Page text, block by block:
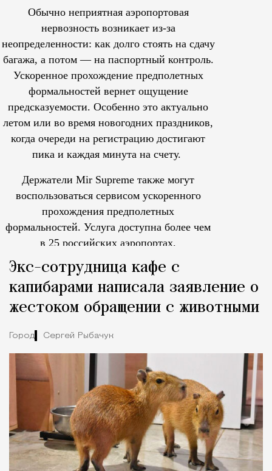
Обычно неприятная аэропортовая
нервозность возникает из-за
неопределенности: как долго стоять на сдачу
багажа, а потом — на паспортный контроль.
Ускоренное прохождение предполетных
формальностей вернет ощущение
предсказуемости. Особенно это актуально
летом или во время новогодних праздников,
когда очереди на регистрацию достигают
пика и каждая минута на счету.
Держатели Mir Supreme также могут
воспользоваться сервисом ускоренного
прохождения предполетных
формальностей. Услуга доступна более чем
в 25 российских аэропортах.
Экс-сотрудница кафе с
капибарами написала заявление о
жестоком обращении с животными
Город Сергей Рыбачук